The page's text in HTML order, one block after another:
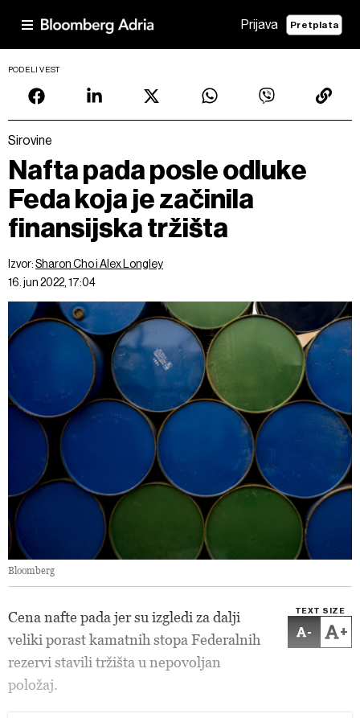
Prijava Pretplata
PODELI VEST
Sirovine
Nafta pada posle odluke
Feda koja je začinila
finansijska tržišta
Izvor:Sharon Cho i Alex Longley
16. jun 2022, 17:04
Bloomberg
TEXT SIZE
- +
Cena nafte pada jer su izgledi za dalji
veliki porast kamatnih stopa Federalnih
rezervi stavili tržišta u nepovoljan
položaj.